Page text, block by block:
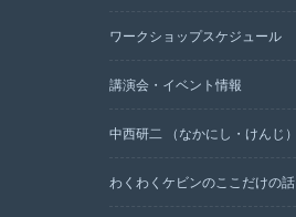
ワークショップスケジュール
講演会・イベント情報
中西研二 （なかにし・けんじ）
わくわくケビンのここだけの話